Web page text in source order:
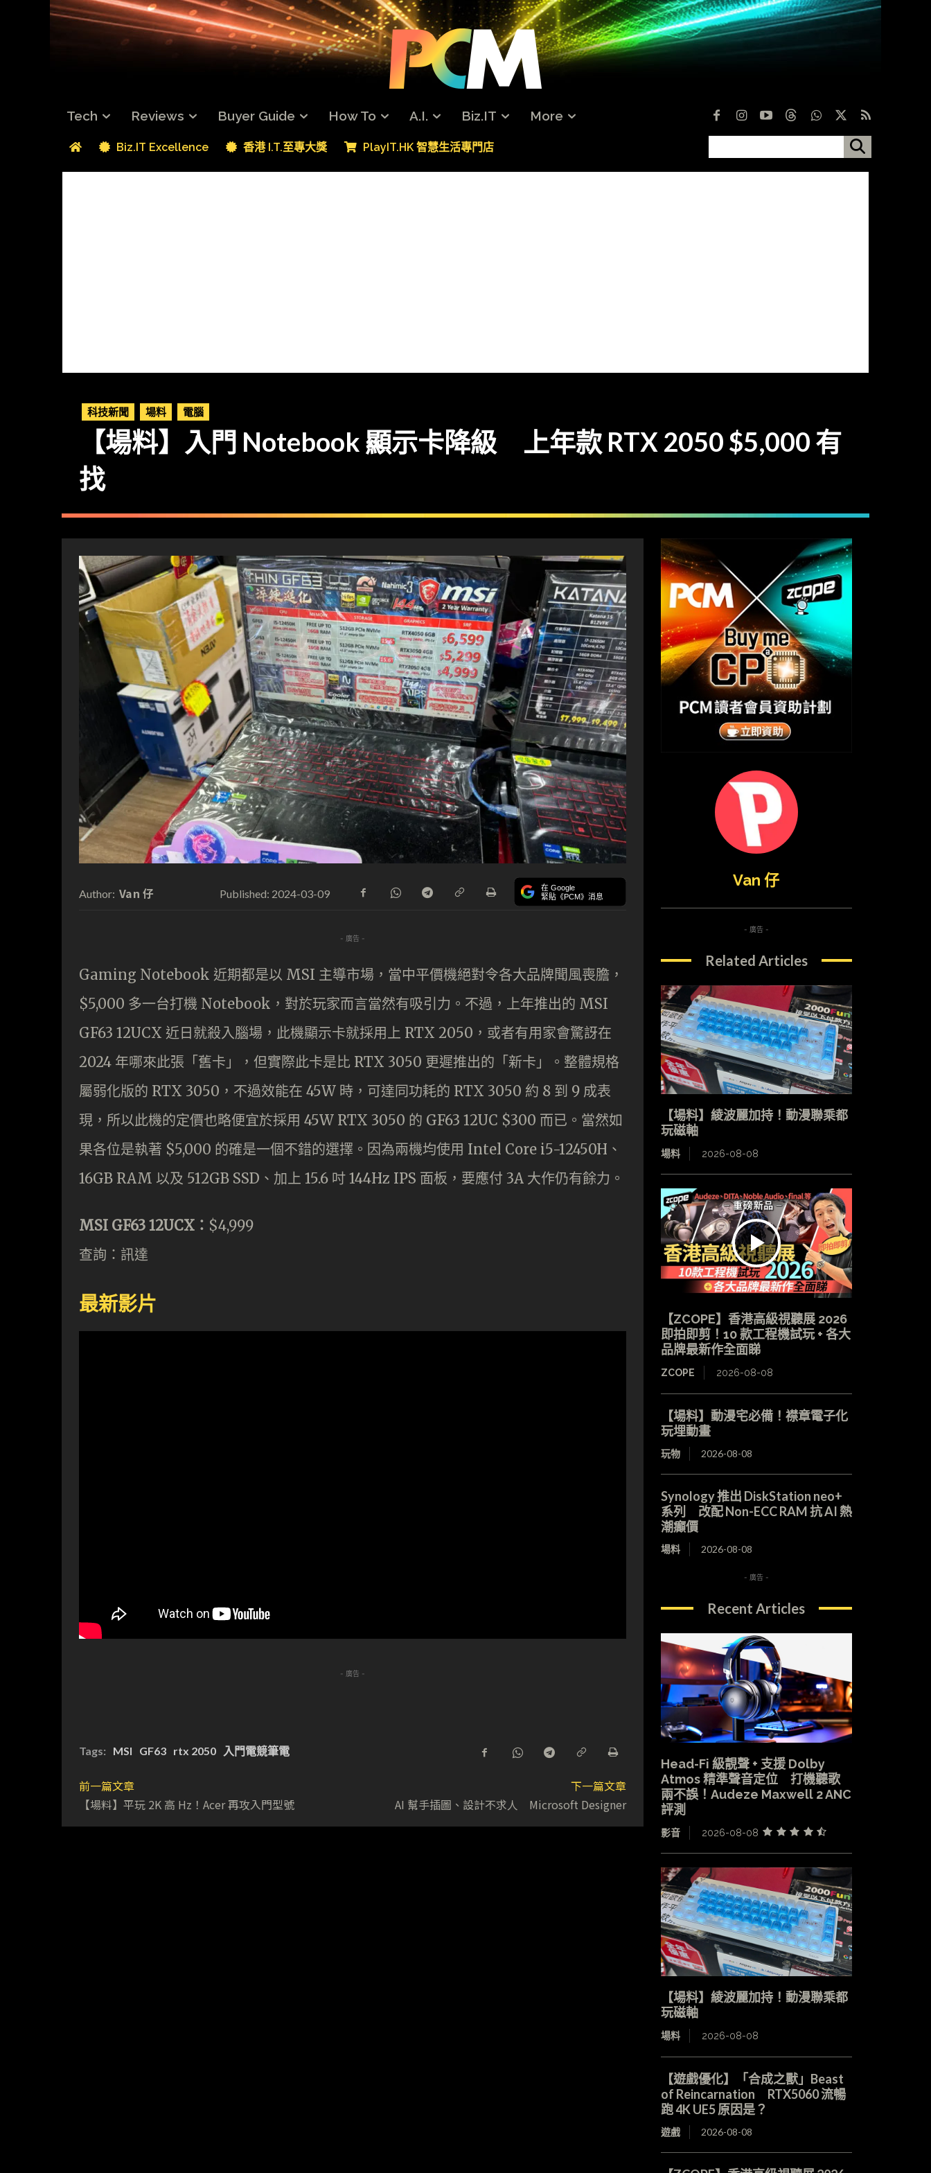
Tech Reviews Buyer Guide How To A.I. Biz.IT More
Biz.IT Excellence 香港 I.T.至專大獎 PlayIT.HK 智慧生活專門店
科技新聞 場料 電腦
【場料】入門 Notebook 顯示卡降級 上年款 RTX 2050 $5,000 有
找
Author: Van 仔 Published: 2024-03-09 在 Google
緊貼《PCM》消息
- 廣告 -
Gaming Notebook 近期都是以 MSI 主導市場，當中平價機絕對令各大品牌聞風喪膽，
$5,000 多一台打機 Notebook，對於玩家而言當然有吸引力。不過，上年推出的 MSI
GF63 12UCX 近日就殺入腦場，此機顯示卡就採用上 RTX 2050，或者有用家會驚訝在
2024 年哪來此張「舊卡」，但實際此卡是比 RTX 3050 更遲推出的「新卡」。整體規格
屬弱化版的 RTX 3050，不過效能在 45W 時，可達同功耗的 RTX 3050 約 8 到 9 成表
現，所以此機的定價也略便宜於採用 45W RTX 3050 的 GF63 12UC $300 而已。當然如
果各位是執著 $5,000 的確是一個不錯的選擇。因為兩機均使用 Intel Core i5-12450H、
16GB RAM 以及 512GB SSD、加上 15.6 吋 144Hz IPS 面板，要應付 3A 大作仍有餘力。
MSI GF63 12UCX： $4,999
查詢：訊達
最新影片
- 廣告 -
Tags: MSI GF63 rtx 2050 入門電競筆電
前一篇文章
【場料】平玩 2K 高 Hz！Acer 再攻入門型號
下一篇文章
AI 幫手插圖、設計不求人 Microsoft Designer
Van 仔
- 廣告 -
Related Articles
【場料】綾波麗加持！動漫聯乘都
玩磁軸
場料 2026-08-08
【ZCOPE】香港高級視聽展 2026
即拍即剪！10 款工程機試玩 + 各大
品牌最新作全面睇
ZCOPE 2026-08-08
【場料】動漫宅必備！襟章電子化
玩埋動畫
玩物 2026-08-08
Synology 推出 DiskStation neo+
系列 改配 Non-ECC RAM 抗 AI 熱
潮癲價
場料 2026-08-08
- 廣告 -
Recent Articles
Head-Fi 級靚聲 + 支援 Dolby
Atmos 精準聲音定位 打機聽歌
兩不誤！Audeze Maxwell 2 ANC
評測
影音 2026-08-08
【場料】綾波麗加持！動漫聯乘都
玩磁軸
場料 2026-08-08
【遊戲優化】「合成之獸」Beast
of Reincarnation RTX5060 流暢
跑 4K UE5 原因是？
遊戲 2026-08-08